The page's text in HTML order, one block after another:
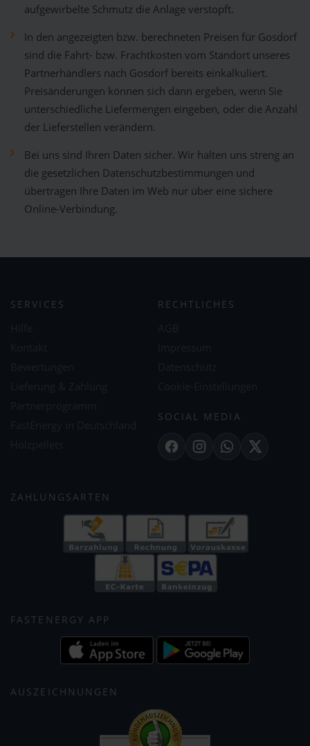
aufgewirbelte Schmutz die Anlage verstopft.
In den angezeigten bzw. berechneten Preisen für Gosdorf
sind die Fahrt- bzw. Frachtkosten vom Standort unseres
Partnerhändlers nach Gosdorf bereits einkalkuliert.
Preisänderungen können sich dann ergeben, wenn Sie
unterschiedliche Liefermengen eingeben, oder die Anzahl
der Lieferstellen verändern.
Bei uns sind Ihren Daten sicher. Wir halten uns streng an
die gesetzlichen Datenschutzbestimmungen und
übertragen Ihre Daten im Web nur über eine sichere
Online-Verbindung.
SERVICES RECHTLICHES
SOCIAL MEDIA
FacebookInstagramWhatsApp
X
ZAHLUNGSARTEN
FASTENERGY APP
AUSZEICHNUNGEN